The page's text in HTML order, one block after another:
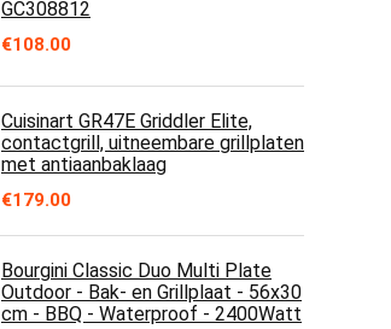
GC308812
€108.00
Cuisinart GR47E Griddler Elite,
contactgrill, uitneembare grillplaten
met antiaanbaklaag
€179.00
Bourgini Classic Duo Multi Plate
Outdoor - Bak- en Grillplaat - 56x30
cm - BBQ - Waterproof - 2400Watt